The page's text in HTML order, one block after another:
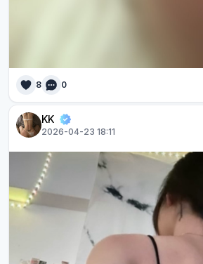
8 0
KK
2026-04-23 18:11